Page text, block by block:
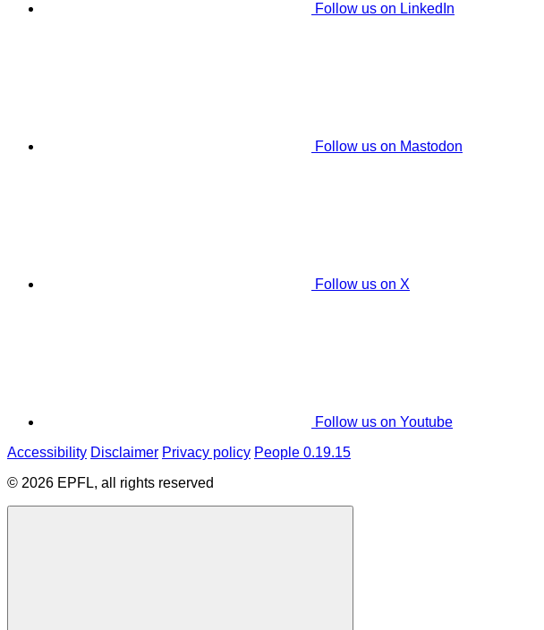
Follow us on LinkedIn
Follow us on Mastodon
Follow us on X
Follow us on Youtube
Accessibility Disclaimer Privacy policy People 0.19.15
© 2026 EPFL, all rights reserved